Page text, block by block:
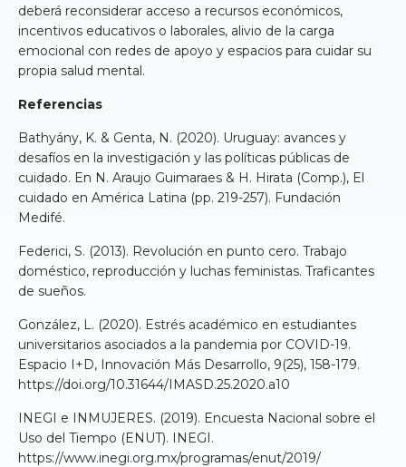
deberá reconsiderar acceso a recursos económicos,
incentivos educativos o laborales, alivio de la carga
emocional con redes de apoyo y espacios para cuidar su
propia salud mental.
Referencias
Bathyány, K. & Genta, N. (2020). Uruguay: avances y
desafíos en la investigación y las políticas públicas de
cuidado. En N. Araujo Guimaraes & H. Hirata (Comp.), El
cuidado en América Latina (pp. 219-257). Fundación
Medifé.
Federici, S. (2013). Revolución en punto cero. Trabajo
doméstico, reproducción y luchas feministas. Traficantes
de sueños.
González, L. (2020). Estrés académico en estudiantes
universitarios asociados a la pandemia por COVID-19.
Espacio I+D, Innovación Más Desarrollo, 9(25), 158-179.
https://doi.org/10.31644/IMASD.25.2020.a10
INEGI e INMUJERES. (2019). Encuesta Nacional sobre el
Uso del Tiempo (ENUT). INEGI.
https://www.inegi.org.mx/programas/enut/2019/